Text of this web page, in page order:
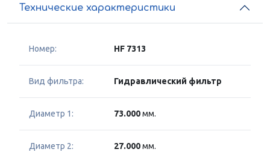
Технические характеристики
Номер: HF 7313
Вид фильтра: Гидравлический фильтр
Диаметр 1: 73.000мм.
Диаметр 2: 27.000мм.